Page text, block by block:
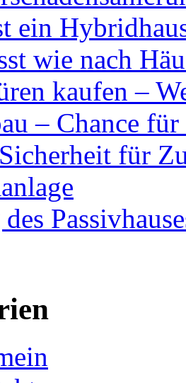
ein
wie nach
kaufen –
– Chance
für